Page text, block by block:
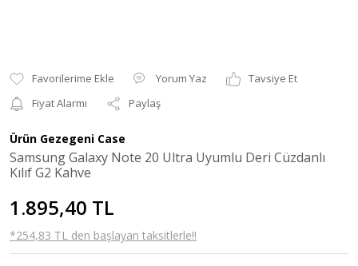
Yorum Yaz
Tavsiye Et
Fiyat Alarmı
Paylaş
Ürün Gezegeni Case
Samsung Galaxy Note 20 Ultra Uyumlu Deri Cüzdanlı
Kılıf G2 Kahve
1.895,40 TL
*254,83 TL den başlayan taksitlerle!!